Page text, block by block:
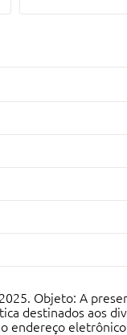
Objeto: A
destinados aos
endereço